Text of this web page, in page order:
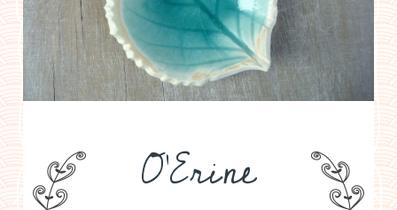
O'Erine
contact
politique de confidentialité